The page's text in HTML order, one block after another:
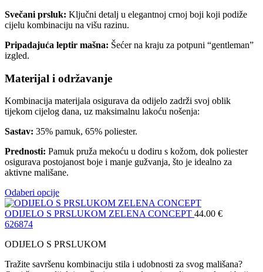
Svečani prsluk: Ključni detalj u elegantnoj crnoj boji koji podiže
cijelu kombinaciju na višu razinu.
Pripadajuća leptir mašna: Šećer na kraju za potpuni “gentleman”
izgled.
Materijal i održavanje
Kombinacija materijala osigurava da odijelo zadrži svoj oblik
tijekom cijelog dana, uz maksimalnu lakoću nošenja:
Sastav: 35% pamuk, 65% poliester.
Prednosti: Pamuk pruža mekoću u dodiru s kožom, dok poliester
osigurava postojanost boje i manje gužvanja, što je idealno za
aktivne mališane.
Odaberi opcije
ODIJELO S PRSLUKOM ZELENA CONCEPT 44.00 €
626874
ODIJELO S PRSLUKOM
Tražite savršenu kombinaciju stila i udobnosti za svog mališana?